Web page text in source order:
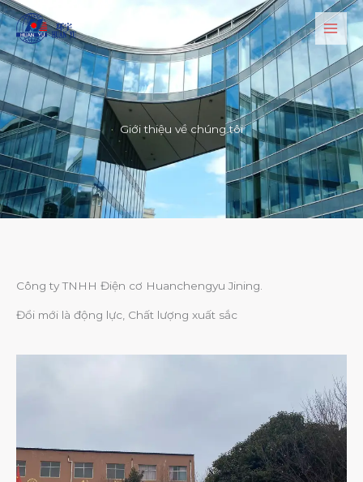
Nhảy
tới
nội
dung
Giới thiệu về chúng tôi
Công ty TNHH Điện cơ Huanchengyu Jining.
Đổi mới là động lực, Chất lượng xuất sắc